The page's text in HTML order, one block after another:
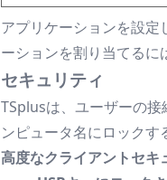
アプリケーションを設
ーションを割り当てる
セキュリティ
TSplusは、ユーザーの
ンピュータ名にロック
高度なクライアントセキ